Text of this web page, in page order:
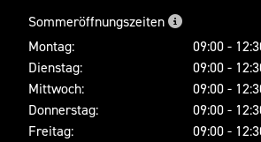
Sommeröffnungszeiten
Montag:
09:00 -
Dienstag:
09:00 -
Mittwoch:
09:00 -
Donnerstag:
09:00 -
Freitag:
09:00 -